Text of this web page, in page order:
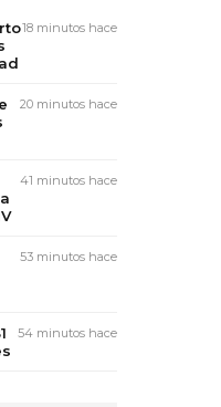
18 minutos hace
20 minutos hace
41 minutos hace
53 minutos hace
54 minutos hace